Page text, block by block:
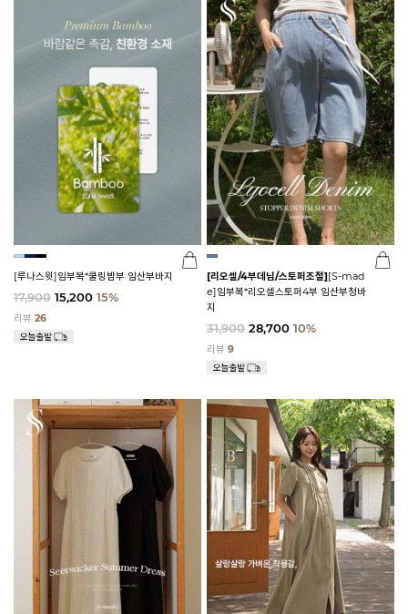
[루나스윗]임부복*쿨링밤부 임산부바지
17,900 15,200 15%
리뷰 26
[리오셀/4부데님/스토퍼조절][S-mad
e]임부복*리오셀스토퍼4부 임산부청바
지
31,900 28,700 10%
리뷰 9